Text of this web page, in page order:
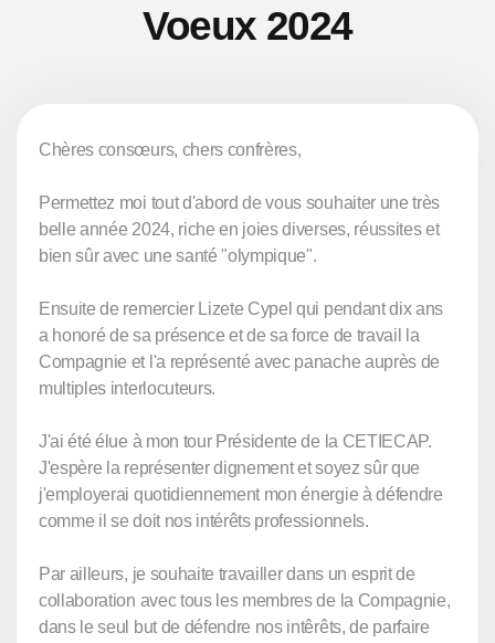
Voeux 2024
Chères consœurs, chers confrères,
Permettez moi tout d'abord de vous souhaiter une très
belle année 2024, riche en joies diverses, réussites et
bien sûr avec une santé "olympique".
Ensuite de remercier Lizete Cypel qui pendant dix ans
a honoré de sa présence et de sa force de travail la
Compagnie et l'a représenté avec panache auprès de
multiples interlocuteurs.
J'ai été élue à mon tour Présidente de la CETIECAP.
J'espère la représenter dignement et soyez sûr que
j'employerai quotidiennement mon énergie à défendre
comme il se doit nos intérêts professionnels.
Par ailleurs, je souhaite travailler dans un esprit de
collaboration avec tous les membres de la Compagnie,
dans le seul but de défendre nos intêrêts, de parfaire